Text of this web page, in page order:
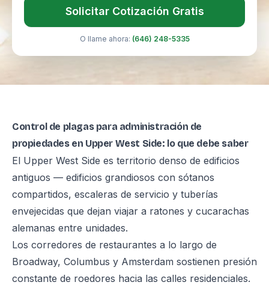
Solicitar Cotización Gratis
O llame ahora: (646) 248-5335
Control de plagas para administración de
propiedades en Upper West Side: lo que debe saber
El Upper West Side es territorio denso de edificios
antiguos — edificios grandiosos con sótanos
compartidos, escaleras de servicio y tuberías
envejecidas que dejan viajar a ratones y cucarachas
alemanas entre unidades.
Los corredores de restaurantes a lo largo de
Broadway, Columbus y Amsterdam sostienen presión
constante de roedores hacia las calles residenciales.